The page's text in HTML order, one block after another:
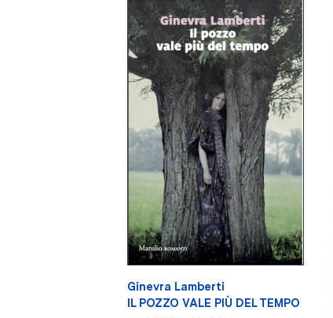
Ginevra Lamberti
IL POZZO VALE PIÙ DEL TEMPO